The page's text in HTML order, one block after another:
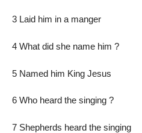
3 Laid him in a manger
4 What did she name him ?
5 Named him King Jesus
6 Who heard the singing ?
7 Shepherds heard the singing